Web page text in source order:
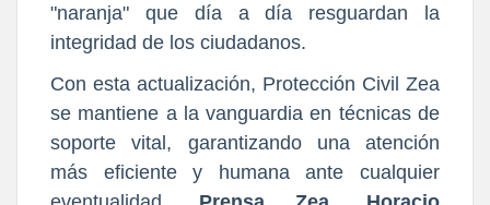
"naranja" que día a día resguardan la
integridad de los ciudadanos.
Con esta actualización, Protección Civil Zea
se mantiene a la vanguardia en técnicas de
soporte vital, garantizando una atención
más eficiente y humana ante cualquier